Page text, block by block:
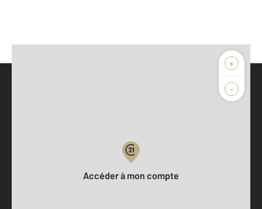
+
-
Accéder à mon compte